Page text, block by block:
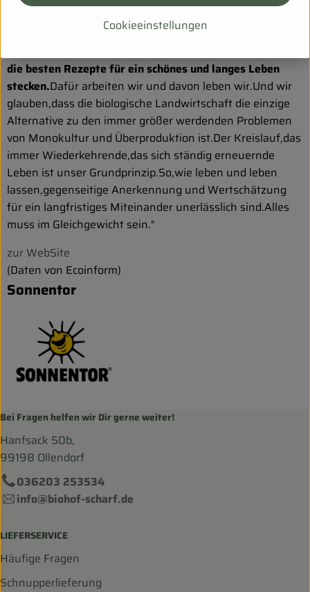
die besten Rezepte für ein schönes und langes Leben
stecken.Dafür arbeiten wir und davon leben wir.Und wir
glauben,dass die biologische Landwirtschaft die einzige
Alternative zu den immer größer werdenden Problemen
von Monokultur und Überproduktion ist.Der Kreislauf,das
immer Wiederkehrende,das sich ständig erneuernde
Leben ist unser Grundprinzip.So,wie leben und leben
lassen,gegenseitige Anerkennung und Wertschätzung
für ein langfristiges Miteinander unerlässlich sind.Alles
muss im Gleichgewicht sein."
zur WebSite
(Daten von Ecoinform)
Sonnentor
Bei Fragen helfen wir Dir gerne weiter!
Hanfsack 50b,
99198 Ollendorf
036203 253534
info@biohof-scharf.de
LIEFERSERVICE
Häufige Fragen
Schnupperlieferung
Cookieeinstellungen